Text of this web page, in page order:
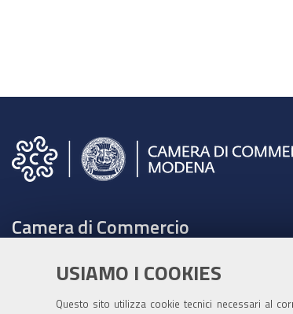
USIAMO I COOKIES
Questo sito utilizza cookie tecnici necessari al
Camera di Commercio
Tel. 059208111 -URP
Contabilità speciale Banca d'Italia: